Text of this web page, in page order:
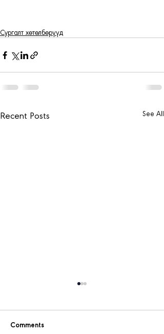
Сургалт хөтөлбөрүүд
Recent Posts See All
Comments